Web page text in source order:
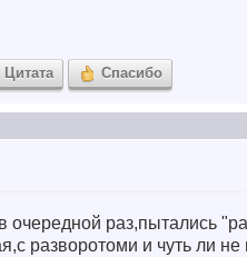
Цитата Спасибо
раз,пытались
разворотоми и чуть ли не